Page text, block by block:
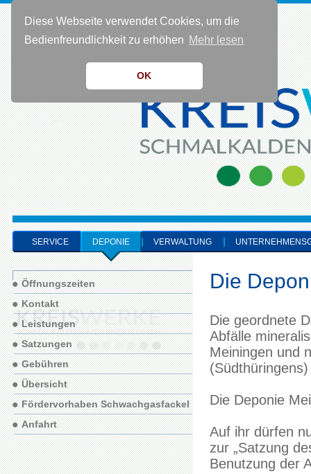
Diese Webseite verwendet Cookies, um die
Bedienfreundlichkeit zu erhöhen Mehr lesen
OK
KONTAKT 0 36 83 - 40 91 0
SERVICE DEPONIE VERWALTUNG
Die
Die geordnete
Abfälle
Meiningen und
Die Deponie
Auf ihr dürfen
zur „Satzung
Benutzung der
Öffnungszeiten
Kontakt
Leistungen
Satzungen
Gebühren
Übersicht
Fördervorhaben Schwachgasfackel
Anfahrt